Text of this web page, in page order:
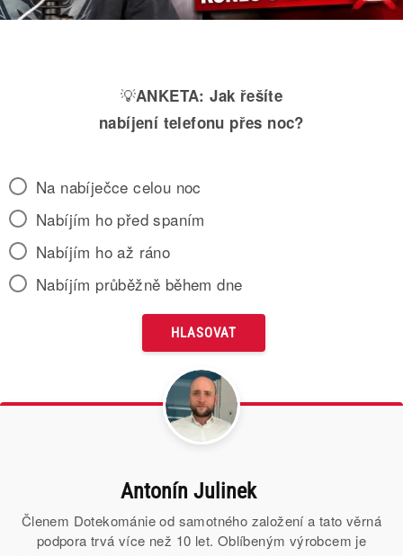
💡ANKETA: Jak řešíte
nabíjení telefonu přes noc?
Na nabíječce celou noc
Nabíjím ho před spaním
Nabíjím ho až ráno
Nabíjím průběžně během dne
Antonín Julinek
Členem Dotekománie od samotného založení a tato věrná
podpora trvá více než 10 let. Oblíbeným výrobcem je